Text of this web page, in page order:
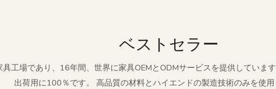
ベストセラー
工場であり、16年間、世界に家具OEMとODMサービスを提供していま
出荷用に100％です。 高品質の材料とハイエンドの製造技術のみを使用